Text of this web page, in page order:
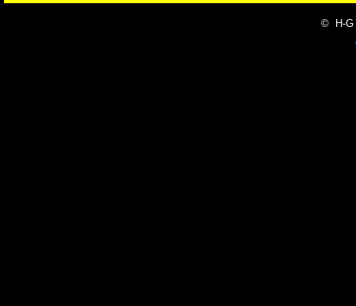
© H-G